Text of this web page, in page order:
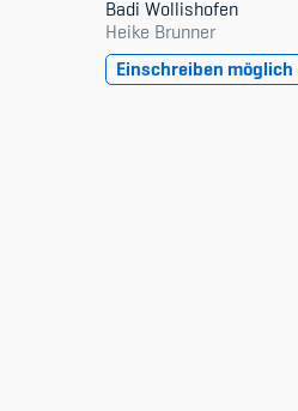
Organisation
Badi Wollishofen
Heike Brunner
Einschreiben möglich